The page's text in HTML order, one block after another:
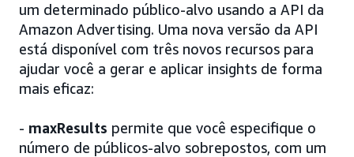
um determinado público-alvo usando a API da
Amazon Advertising. Uma nova versão da API
está disponível com três novos recursos para
ajudar você a gerar e aplicar insights de forma
mais eficaz:
- maxResults permite que você especifique o
número de públicos-alvo sobrepostos, com um